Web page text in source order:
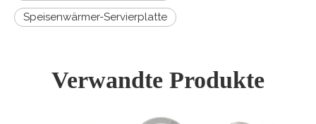
Speisenwärmer-Servierplatte
Verwandte Produkte